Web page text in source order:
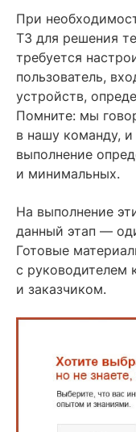
При
ТЗ для решения
требуется
пользователь,
устройств,
Помните: мы
в нашу команду, и
выполнение
и минимальных.
На выполнение
данный этап —
Готовые
с руководителем
и заказчиком.